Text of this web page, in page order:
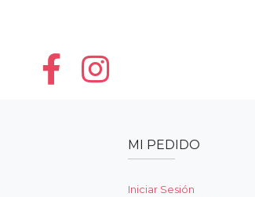
MI PEDIDO
Iniciar Sesión